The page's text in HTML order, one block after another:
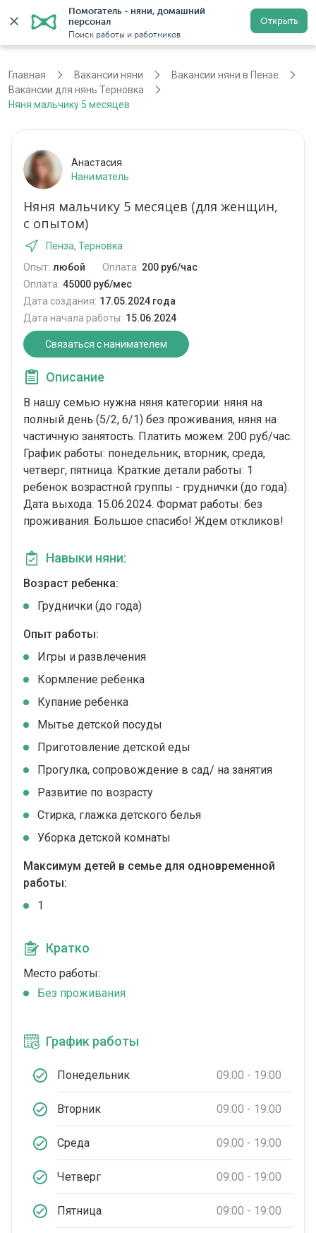
Помогатель - няни, домашний
персонал
Поиск работы и работников
Открыть
Регистрация
Главная Вакансии няни
Вакансии няни в Пензе
Вакансии для нянь Терновка
Няня мальчику 5 месяцев
Анастасия
Наниматель
Няня мальчику 5 месяцев (для женщин,
с опытом)
Пенза, Терновка
Опыт: любой Оплата: 200 руб/час
Оплата: 45000 руб/мес
Дата создания: 17.05.2024 года
Дата начала работы: 15.06.2024
Связаться с нанимателем
Описание
В нашу семью нужна няня категории: няня на
полный день (5/2, 6/1) без проживания, няня на
частичную занятость. Платить можем: 200 руб/час.
График работы: понедельник, вторник, среда,
четверг, пятница. Краткие детали работы: 1
ребенок возрастной группы - груднички (до года).
Дата выхода: 15.06.2024. Формат работы: без
проживания. Большое спасибо! Ждем откликов!
Навыки няни:
Возраст ребенка:
Груднички (до года)
Опыт работы:
Игры и развлечения
Кормление ребенка
Купание ребенка
Мытье детской посуды
Приготовление детской еды
Прогулка, сопровождение в сад/ на занятия
Развитие по возрасту
Стирка, глажка детского белья
Уборка детской комнаты
Максимум детей в семье для одновременной
работы:
1
Кратко
Место работы:
Без проживания
График работы
Понедельник 09:00 - 19:00
Вторник 09:00 - 19:00
Среда 09:00 - 19:00
Четверг 09:00 - 19:00
Пятница 09:00 - 19:00